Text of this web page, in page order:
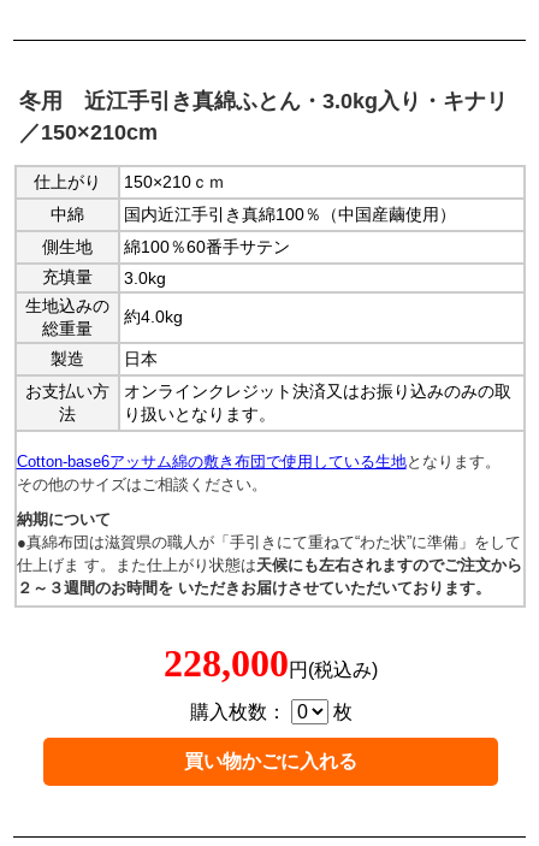
冬用 近江手引き真綿ふとん・3.0kg入り・キナリ
／150×210cm
仕上がり
150×210ｃｍ
中綿
国内近江手引き真綿100％（中国産繭使用）
側生地
綿100％60番手サテン
充填量
3.0kg
生地込みの
総重量
約4.0kg
製造
日本
お支払い方
法
オンラインクレジット決済又はお振り込みのみの取
り扱いとなります。
Cotton-base6アッサム綿の敷き布団で使用している生地となります。
その他のサイズはご相談ください。
納期について
●真綿布団は滋賀県の職人が「手引きにて重ねて“わた状”に準備」をして
仕上げま す。また仕上がり状態は天候にも左右されますのでご注文から
２～３週間のお時間を いただきお届けさせていただいております。
228,000円(税込み)
購入枚数： 枚